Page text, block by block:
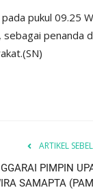
pukul 09.25
penanda
ARTIKEL
PIMPIN
SAMAPTA